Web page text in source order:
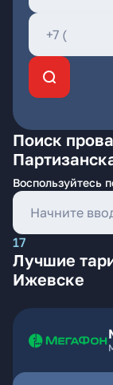
Поиск
Воспользуйтесь
17
Лучшие
Ижевске